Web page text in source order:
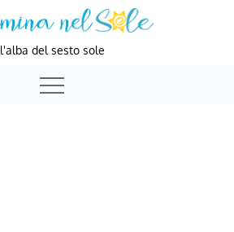
l'alba del sesto sole